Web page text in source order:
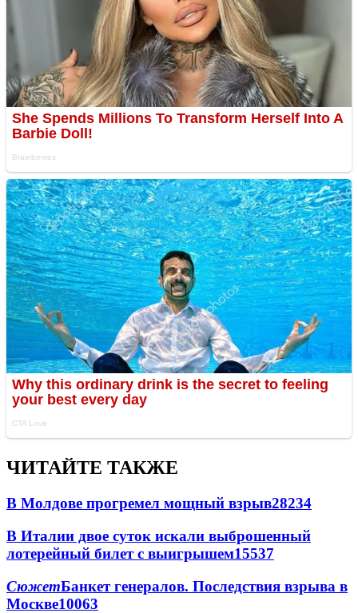
ЧИТАЙТЕ ТАКЖЕ
В Молдове прогремел мощный взрыв28234
В Италии двое суток искали выброшенный
лотерейный билет с выигрышем15537
СюжетБанкет генералов. Последствия взрыва в
Москве10063